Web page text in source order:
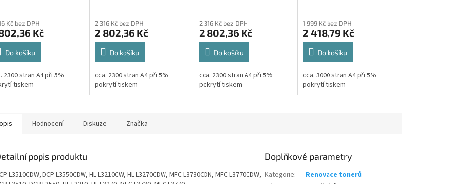
Kč bez DPH
Kč
Do košíku
2300 stran A4 při 5%
tiskem
2 316 Kč bez DPH
2 802,36 Kč
Do košíku
cca. 2300 stran A4 při 5%
pokrytí tiskem
2 316 Kč bez DPH
2 802,36 Kč
Do košíku
cca. 2300 stran A4 při 5%
pokrytí tiskem
1 999 Kč bez DPH
2 418,79 Kč
Do košíku
cca. 3000 stran A4 při 5%
pokrytí tiskem
Hodnocení Diskuze Značka
popis produktu
L3510CDW, DCP L3550CDW, HL L3210CW, HL L3270CDW, MFC L3730CDN, MFC L3770CDW,
Doplňkové parametry
Kategorie:
Renovace tonerů